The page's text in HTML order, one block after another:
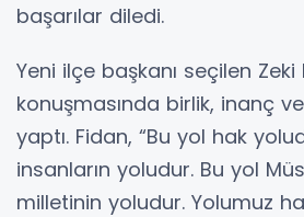
başarılar diledi.
Yeni ilçe başkanı seçilen Zeki
konuşmasında birlik, inanç
yaptı. Fidan, “Bu yol hak
insanların yoludur. Bu yol
milletinin yoludur. Yolumuz